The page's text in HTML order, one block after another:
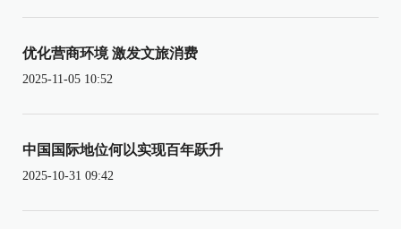
优化营商环境 激发文旅消费
2025-11-05 10:52
中国国际地位何以实现百年跃升
2025-10-31 09:42